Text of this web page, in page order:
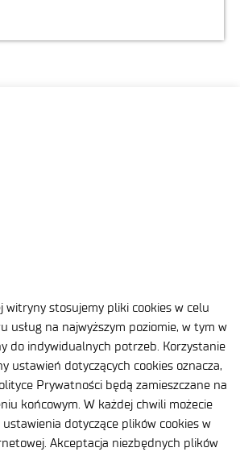
witryny stosujemy pliki cookies w celu
usług na najwyższym poziomie, w tym w
do indywidualnych potrzeb. Korzystanie
ustawień dotyczących cookies oznacza,
Prywatności będą zamieszczane na
końcowym. W każdej chwili możecie
dotyczące plików cookies w
Akceptacja niezbędnych plików
masz jakiekolwiek pytania lub uwagi,
je do nas bezpośrednio na adres: